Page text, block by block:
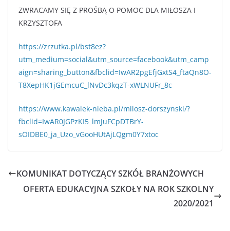
ZWRACAMY SIĘ Z PROŚBĄ O POMOC DLA MIŁOSZA I
KRZYSZTOFA
https://zrzutka.pl/bst8ez?
utm_medium=social&utm_source=facebook&utm_camp
aign=sharing_button&fbclid=IwAR2pgEfjGxtS4_ftaQn8O-
T8XepHK1jGEmcuC_lNvDc3kqzT-xWLNUFr_8c
https://www.kawalek-nieba.pl/milosz-dorszynski/?
fbclid=IwAR0JGPzKI5_lmJuFCpDTBrY-
sOIDBE0_ja_Uzo_vGooHUtAjLQgm0Y7xtoc
KOMUNIKAT DOTYCZĄCY SZKÓŁ BRANŻOWYCH
OFERTA EDUKACYJNA SZKOŁY NA ROK SZKOLNY
2020/2021